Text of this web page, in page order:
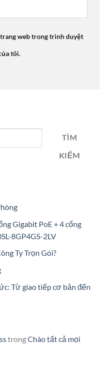
web trong trình duyệt
tôi.
TÌM
KIẾM
Gigabit PoE + 4 cổng
8GP4GS-2LV
Ty Trọn Gói?
Từ giao tiếp cơ bản đến
trongChào tất cả mọi